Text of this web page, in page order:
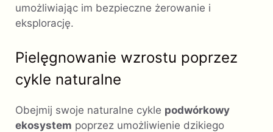
umożliwiając im bezpieczne żerowanie i
eksplorację.
Pielęgnowanie wzrostu poprzez
cykle naturalne
Obejmij swoje naturalne cykle podwórkowy
ekosystem poprzez umożliwienie dzikiego